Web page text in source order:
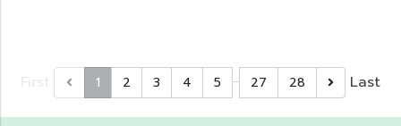
1 2 3 4 5 … 27 28 Last